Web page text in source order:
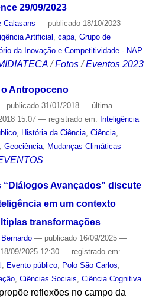
29/09/2023
Calasans — publicado18/10/2023 —
Artificial , capa, Grupo de
da Inovação e Competitividade - NAP
/Fotos /Eventos 2023
Antropoceno
publicado31/01/2018 — última
15:07 — registrado em: Inteligência
, História da Ciência, Ciência,
Geociência, Mudanças Climáticas
“Diálogos Avançados” discute
em um contexto
transformações
— publicado16/09/2025 —
09/2025 12:30 — registrado em:
Evento público, Polo São Carlos
, Ciências Sociais Ciência Cognitiva
reflexões no campo da